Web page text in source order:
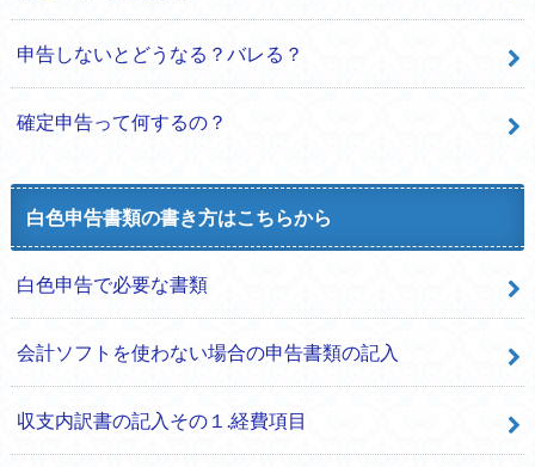
申告しないとどうなる？バレる？
確定申告って何するの？
白色申告書類の書き方はこちらから
白色申告で必要な書類
会計ソフトを使わない場合の申告書類の記入
収支内訳書の記入その１.経費項目